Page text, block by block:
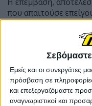
Σεβόμαστε
Εμείς και οι συνεργάτες
πρόσβαση σε
και επεξεργαζόμαστε
αναγνωριστικοί και
που απαιτούσε
διαθέσιμος ένας
γρήγορα μόλις
οργάνων και η
Clínic, ένα διεθνώς
μεταμοσχεύσεις του
τη επεμβαση,
για τον Καταλανό